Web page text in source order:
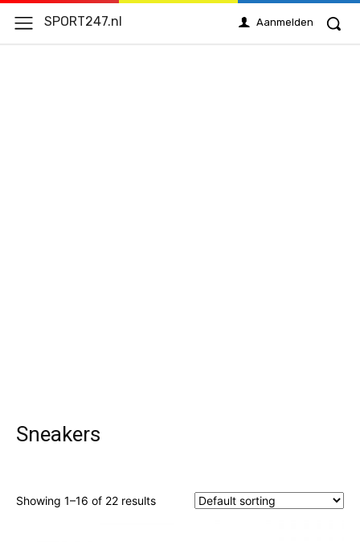
SPORT247.nl Aanmelden
Sneakers
Showing 1–16 of 22 results